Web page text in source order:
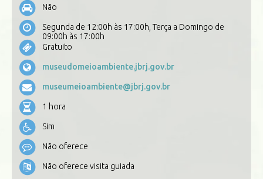
Não
Segunda de 12:00h às 17:00h, Terça a Domingo de
09:00h às 17:00h
Gratuito
museudomeioambiente.jbrj.gov.br
museumeioambiente@jbrj.gov.br
1 hora
Sim
Não oferece
Não oferece visita guiada